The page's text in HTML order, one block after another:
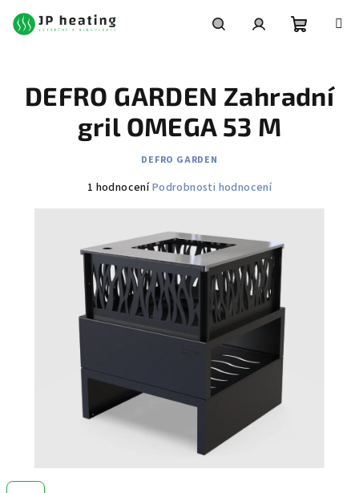
obsah
košík
DEFRO GARDEN Zahradní
gril OMEGA 53 M
DEFRO GARDEN
Průměrné
5,0
5
hvězdiček.
1 hodnoceníPodrobnosti hodnocení